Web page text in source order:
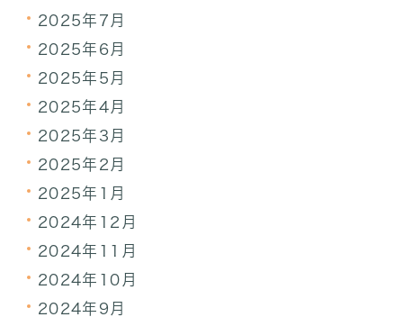
2025年7月
2025年6月
2025年5月
2025年4月
2025年3月
2025年2月
2025年1月
2024年12月
2024年11月
2024年10月
2024年9月